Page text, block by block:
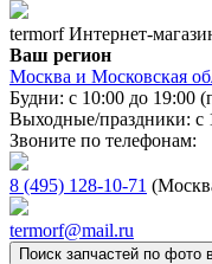
termorf Интернет-
Ваш регион
Москва и Московская
Будни: с 10:00 до 19:00
Выходные/праздники:
Звоните по телефонам:
8 (495) 128-10-71
termorf@mail.ru
Поиск запчастей по фото